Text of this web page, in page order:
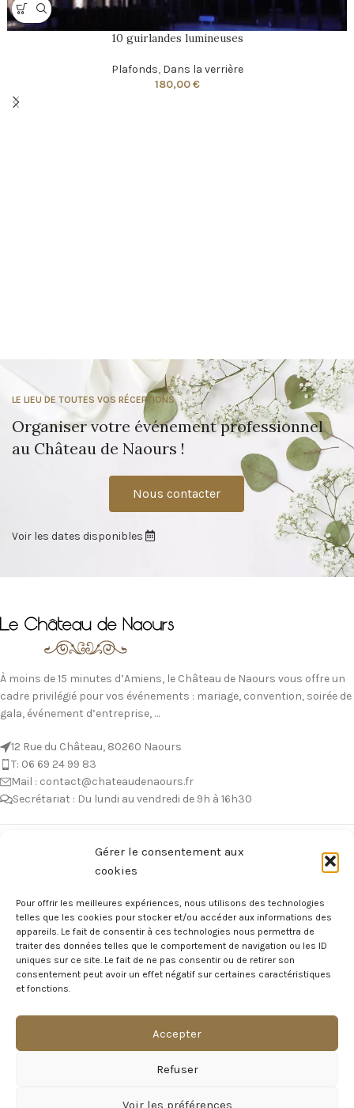
Gérer le consentement aux
cookies
Pour offrir les meilleures expériences, nous utilisons des technologies
telles que les cookies pour stocker et/ou accéder aux informations des
appareils. Le fait de consentir à ces technologies nous permettra de
traiter des données telles que le comportement de navigation ou les ID
uniques sur ce site. Le fait de ne pas consentir ou de retirer son
consentement peut avoir un effet négatif sur certaines caractéristiques
et fonctions.
Accepter
Refuser
Voir les préférences
10 guirlandes lumineuses
Plafonds, Dans la verrière
180,00€
LE LIEU DE TOUTES VOS RÉCEPTIONS
Organiser votre événement professionnel
au Château de Naours !
Nous contacter
Voir les dates disponibles
À moins de 15 minutes d’Amiens, le Château de Naours vous offre un
cadre privilégié pour vos événements : mariage, convention, soirée de
gala, événement d’entreprise, …
12 Rue du Château, 80260 Naours
T: 06 69 24 99 83
Mail : contact@chateaudenaours.fr
Secrétariat : Du lundi au vendredi de 9h à 16h30
Avant de nous écrire, n’hésitez pas à consulter notre FAQ, celle-ci est
réponse à votre question !
Voir notre foire aux questions >
NOTRE ÉCOSYSTEME
MAGAZINE DU CHÂTEAU